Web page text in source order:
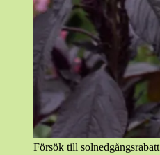
Försök till solnedgångsrabatt